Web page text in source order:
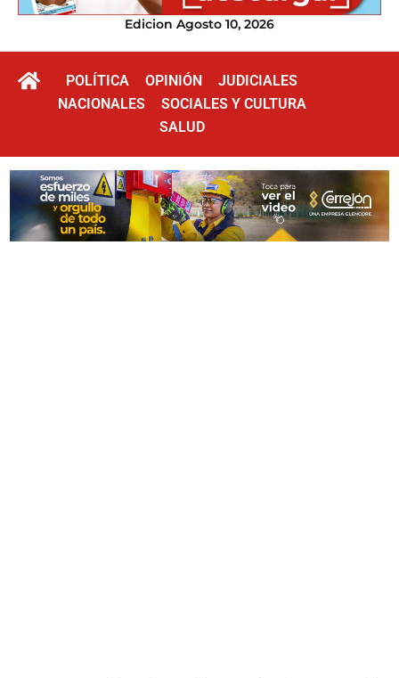
Edicion Agosto 10, 2026
POLÍTICA OPINIÓN
JUDICIALES
NACIONALES
SOCIALES Y CULTURA
SALUD